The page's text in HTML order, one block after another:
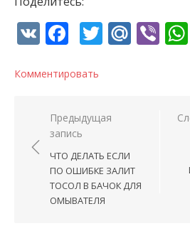
VK Facebook
Twitter
Комментировать
Навигация по
Предыдущая
запись
ЧТО ДЕЛАТЬ ЕСЛИ
ПО ОШИБКЕ ЗАЛИТ
ТОСОЛ В БАЧОК ДЛЯ
ОМЫВАТЕЛЯ